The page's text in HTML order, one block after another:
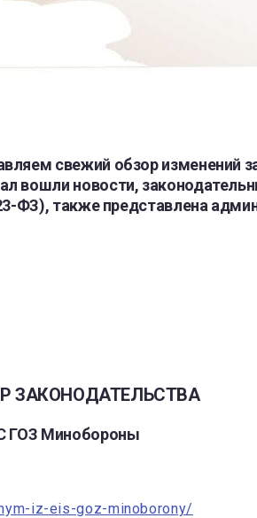
свежий обзор изменений
новости,
ФЗ), также представлена
ЗАКОНОДАТЕЛЬСТВА
ГОЗ Минобороны
iz-eis-goz-minoborony/